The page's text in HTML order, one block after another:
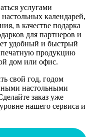
услугами
календарей,
в качестве подарка
для партнеров и
удобный и быстрый
печатную продукцию
дом или офис.
свой год, годом
настольными
заказ уже
нашего сервиса и